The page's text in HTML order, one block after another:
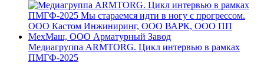
Медиагруппа ARMTORG. Цикл интервью в рамках
ПМГФ-2025